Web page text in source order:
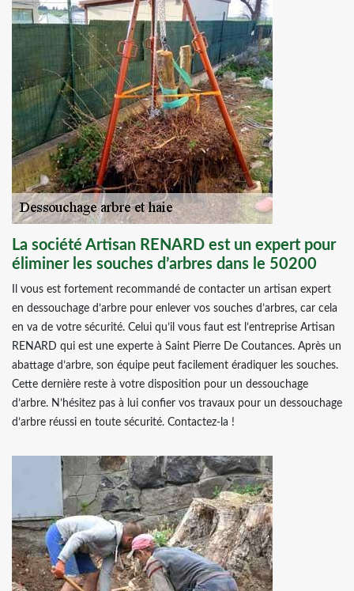
La société Artisan RENARD est un expert pour
éliminer les souches d’arbres dans le 50200
Il vous est fortement recommandé de contacter un artisan expert
en dessouchage d’arbre pour enlever vos souches d’arbres, car cela
en va de votre sécurité. Celui qu’il vous faut est l’entreprise Artisan
RENARD qui est une experte à Saint Pierre De Coutances. Après un
abattage d’arbre, son équipe peut facilement éradiquer les souches.
Cette dernière reste à votre disposition pour un dessouchage
d’arbre. N’hésitez pas à lui confier vos travaux pour un dessouchage
d’arbre réussi en toute sécurité. Contactez-la !